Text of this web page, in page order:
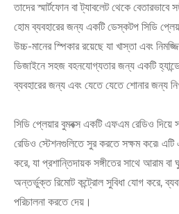
তাদের স্মার্টফোন বা ট্যাবলেট থেকে
হোম ব্যবহারের জন্য একটি ডেস্কটপ সিডি
উচ্চ-মানের স্পিকার রয়েছে যা খাস্তা এবং
ডিজাইনে সহজ বহনযোগ্যতার জন্য একটি
ব্যবহারের জন্য এবং যেতে যেতে শোনার জন্য
সিডি প্লেয়ার বুমবক্স একটি এফএম রেডিও দিয়ে
রেডিও স্টেশনগুলিতে সুর করতে সক্ষম করে৷
করে, যা প্রশান্তিদায়ক সঙ্গীতের সাথে আরাম
অন্তর্ভুক্ত রিমোট কন্ট্রোল সুবিধা যোগ করে,
পরিচালনা করতে দেয়।